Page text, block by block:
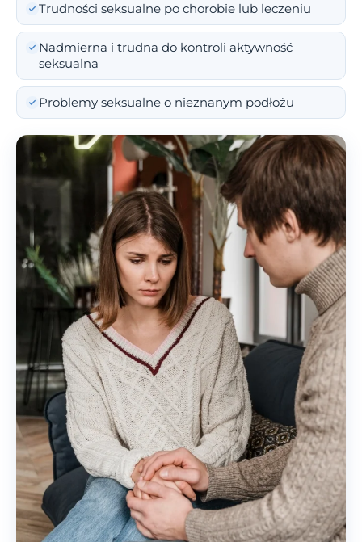
Trudności seksualne po chorobie lub leczeniu
Nadmierna i trudna do kontroli aktywność
seksualna
Problemy seksualne o nieznanym podłożu